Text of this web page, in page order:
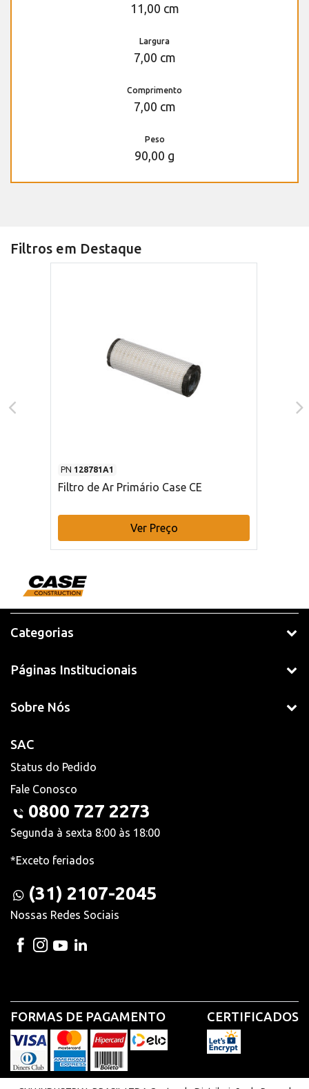
11,00 cm
Largura
7,00 cm
Comprimento
7,00 cm
Peso
90,00 g
Filtros em Destaque
PN 128781A1
Filtro de Ar Primário Case CE
Ver Preço
Categorias
Páginas Institucionais
Sobre Nós
SAC
Status do Pedido
Fale Conosco
0800 727 2273
Segunda à sexta 8:00 às 18:00
*Exceto feriados
(31) 2107-2045
Nossas Redes Sociais
FORMAS DE PAGAMENTO CERTIFICADOS